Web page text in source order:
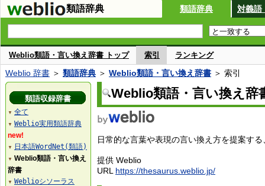
類語辞典 類語辞典 対義語
Weblio類語・言い換え辞書 トップ 索引 ランキング
Weblio 辞書 ＞ 類語辞典 ＞ Weblio類語・言い換え辞書 ＞ 索引
Weblio類語・言い換え辞
日常的な言葉や表現の言い換え方を提案す
提供 Weblio
URL https://thesaurus.weblio.jp/
類語収録辞書
▼ 全て
▼ Weblio実用類語辞典
new!
▼ 日本語WordNet(類語)
▼ Weblio類語・言い換え
辞書
▼ Weblioシソーラス